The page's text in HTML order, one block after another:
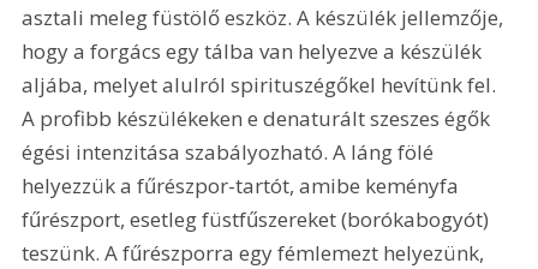
asztali meleg füstölő eszköz. A készülék jellemzője,
hogy a forgács egy tálba van helyezve a készülék
aljába, melyet alulról spirituszégőkel hevítünk fel.
A profibb készülékeken e denaturált szeszes égők
égési intenzitása szabályozható. A láng fölé
helyezzük a fűrészpor-tartót, amibe keményfa
fűrészport, esetleg füstfűszereket (borókabogyót)
teszünk. A fűrészporra egy fémlemezt helyezünk,